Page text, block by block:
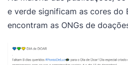
e verde significam as cores do
encontram as ONGs de